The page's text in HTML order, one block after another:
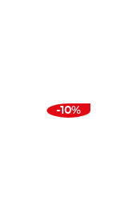
veulent
Petzl et
des
adéquat
-10%